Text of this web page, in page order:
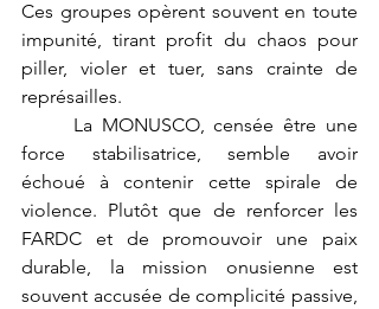
Ces groupes opèrent souvent en toute
impunité, tirant profit du chaos pour
piller, violer et tuer, sans crainte de
représailles.
force stabilisatrice, semble avoir
échoué à contenir cette spirale de
violence. Plutôt que de renforcer les
FARDC et de promouvoir une paix
durable, la mission onusienne est
souvent accusée de complicité passive,